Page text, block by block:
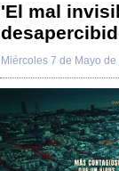
'El mal
Miércoles 7 de Mayo